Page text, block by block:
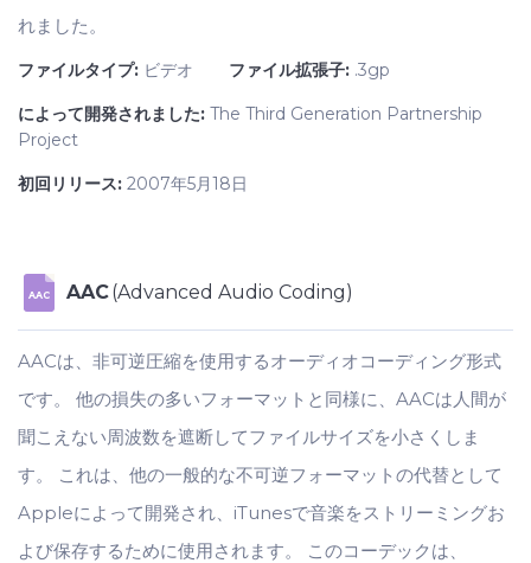
れました。
ファイルタイプ: ビデオ ファイル拡張子: .3gp
によって開発されました: The Third Generation Partnership
Project
初回リリース: 2007年5月18日
AAC AAC(Advanced Audio Coding)
AACは、非可逆圧縮を使用するオーディオコーディング形式
です。 他の損失の多いフォーマットと同様に、AACは人間が
聞こえない周波数を遮断してファイルサイズを小さくしま
す。 これは、他の一般的な不可逆フォーマットの代替として
Appleによって開発され、iTunesで音楽をストリーミングお
よび保存するために使用されます。 このコーデックは、